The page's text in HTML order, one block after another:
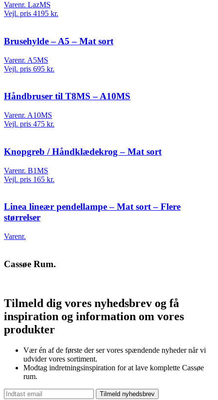
Varenr. LazMS
Vejl. pris 4195 kr.
Brusehylde – A5 – Mat sort
Varenr. A5MS
Vejl. pris 695 kr.
Håndbruser til T8MS – A10MS
Varenr. A10MS
Vejl. pris 475 kr.
Knopgreb / Håndklædekrog – Mat sort
Varenr. B1MS
Vejl. pris 165 kr.
Linea lineær pendellampe – Mat sort – Flere
størrelser
Varenr.
Cassøe Rum.
Tilmeld dig vores nyhedsbrev og få
inspiration og information om vores
produkter
Vær én af de første der ser vores spændende nyheder når vi
udvider vores sortiment.
Modtag indretningsinspiration for at lave komplette Cassøe
rum.
Tilmeld nyhedsbrev